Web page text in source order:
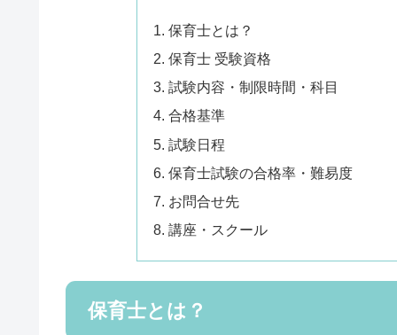
保育士とは？
保育士 受験資格
試験内容・制限時間・科目
合格基準
試験日程
保育士試験の合格率・難易度
お問合せ先
講座・スクール
保育士とは？